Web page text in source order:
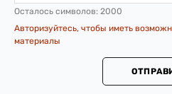
Осталось символов: 2000
Авторизуйтесь, чтобы иметь
материалы